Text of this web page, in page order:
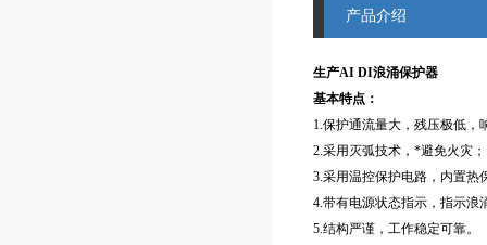
产品介绍
生产AI DI浪涌保护器
基本特点：
1.保护通流量大，残压极低，
2.采用灭弧技术，*避免火灾；
3.采用温控保护电路，内置热
4.带有电源状态指示，指示浪
5.结构严谨，工作稳定可靠。